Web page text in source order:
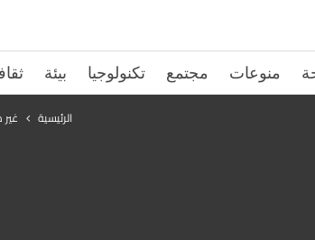
منوعات مجتمع تكنولوجيا بيئة
الرئيسية